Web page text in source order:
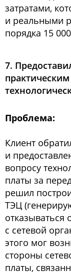
затратами,
и реальными
порядка 15
7.
Проблема:
Клиент
и
вопросу
платы за
решил
ТЭЦ
отказываться
с сетевой
этого мог
стороны
платы,